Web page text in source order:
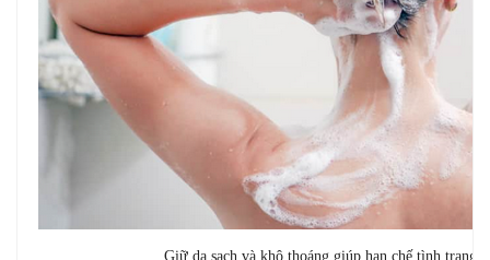
Giữ da sạch và khô thoáng giúp hạn chế tình trạng